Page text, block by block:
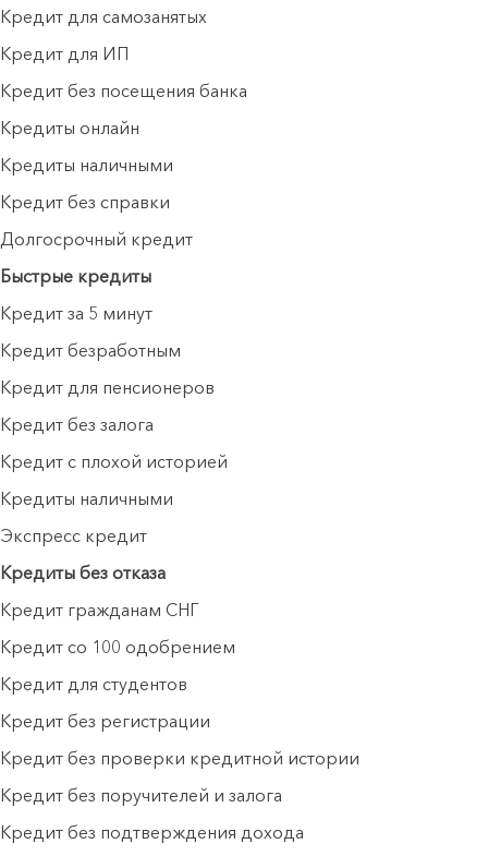
Кредит для самозанятых
Кредит для ИП
Кредит без посещения банка
Кредиты онлайн
Кредиты наличными
Кредит без справки
Долгосрочный кредит
Быстрые кредиты
Кредит за 5 минут
Кредит безработным
Кредит для пенсионеров
Кредит без залога
Кредит с плохой историей
Кредиты наличными
Экспресс кредит
Кредиты без отказа
Кредит гражданам СНГ
Кредит со 100 одобрением
Кредит для студентов
Кредит без регистрации
Кредит без проверки кредитной истории
Кредит без поручителей и залога
Кредит без подтверждения дохода